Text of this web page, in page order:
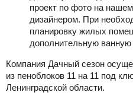
проект по фото на
дизайнером. При
планировку жилых
дополнительную ванную
Компания Дачный сезон
из пеноблоков 11 на 11 под
Ленинградской области.